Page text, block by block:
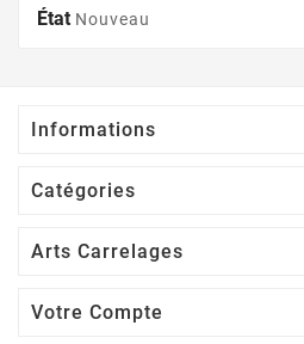
État Nouveau
Informations
Catégories
Arts Carrelages
Votre Compte